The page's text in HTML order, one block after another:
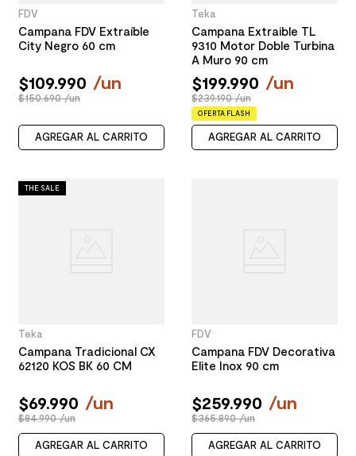
FDV
Campana FDV Extraíble
City Negro 60 cm
$109.990 /un
$150.690 /un
AGREGAR AL CARRITO
Teka
Campana Extraible TL
9310 Motor Doble Turbina
A Muro 90 cm
$199.990 /un
$239.190 /un
OFERTA FLASH
AGREGAR AL CARRITO
THE SALE
Teka
Campana Tradicional CX
62120 KOS BK 60 CM
$69.990 /un
$84.990 /un
AGREGAR AL CARRITO
FDV
Campana FDV Decorativa
Elite Inox 90 cm
$259.990 /un
$365.890 /un
AGREGAR AL CARRITO